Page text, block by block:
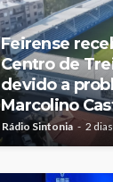
Feirense
Centro de
devido a
Marcolino
Rádio Sintonia 2